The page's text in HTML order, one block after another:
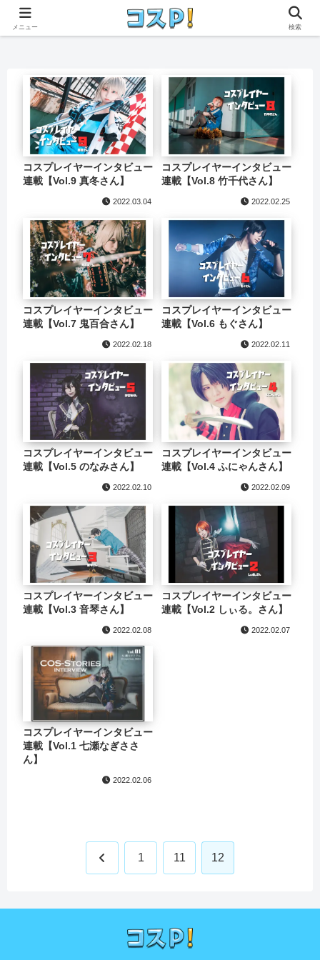
本ページはプロモーションが含まれています。
コスプレイヤーインタビュー
連載【Vol.9 真冬さん】
2022.03.04
コスプレイヤーインタビュー
連載【Vol.8 竹千代さん】
2022.02.25
コスプレイヤーインタビュー
連載【Vol.7 鬼百合さん】
2022.02.18
コスプレイヤーインタビュー
連載【Vol.6 もぐさん】
2022.02.11
コスプレイヤーインタビュー
連載【Vol.5 のなみさん】
2022.02.10
コスプレイヤーインタビュー
連載【Vol.4 ふにゃんさん】
2022.02.09
コスプレイヤーインタビュー
連載【Vol.3 音琴さん】
2022.02.08
コスプレイヤーインタビュー
連載【Vol.2 しぃる。さん】
2022.02.07
コスプレイヤーインタビュー
連載【Vol.1 七瀬なぎささ
ん】
2022.02.06
前 1 11 12
メニュー 検索